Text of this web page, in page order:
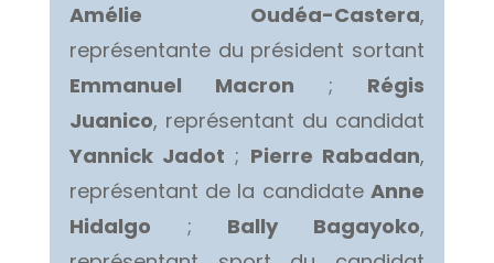
Amélie Oudéa-Castera,
représentante du président sortant
Emmanuel Macron ; Régis
Juanico, représentant du candidat
Yannick Jadot ; Pierre Rabadan,
représentant de la candidateAnne
Hidalgo ; Bally Bagayoko,